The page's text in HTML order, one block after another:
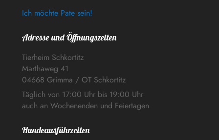
Ich möchte Pate sein!
Adresse und Öffnungszeiten
Tierheim Schkortitz
Marthaweg 41
04668 Grimma / OT Schkortitz
Täglich von 17:00 Uhr bis 19:00 Uhr
auch an Wochenenden und Feiertagen
Hundeausführzeiten